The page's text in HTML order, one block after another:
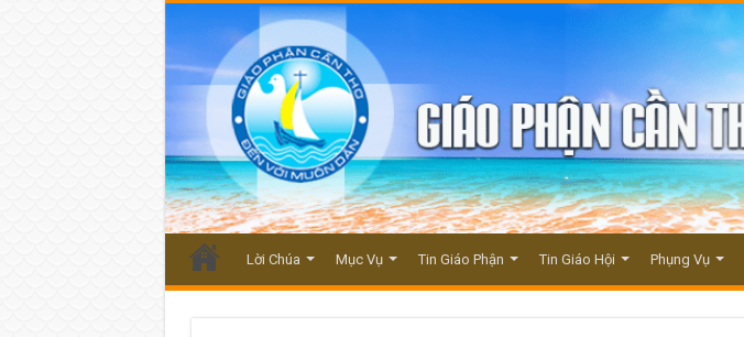
Lời Chúa Mục Vụ Tin Giáo Phận Tin Giáo Hội Phụng Vụ